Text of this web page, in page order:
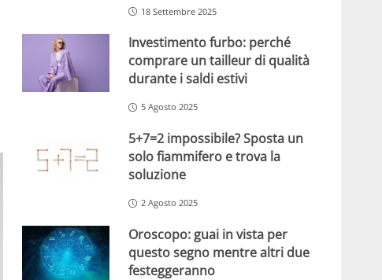
18 Settembre 2025
Investimento furbo: perché
comprare un tailleur di qualità
durante i saldi estivi
5 Agosto 2025
5+7=2 impossibile? Sposta un
solo fiammifero e trova la
soluzione
2 Agosto 2025
Oroscopo: guai in vista per
questo segno mentre altri due
festeggeranno